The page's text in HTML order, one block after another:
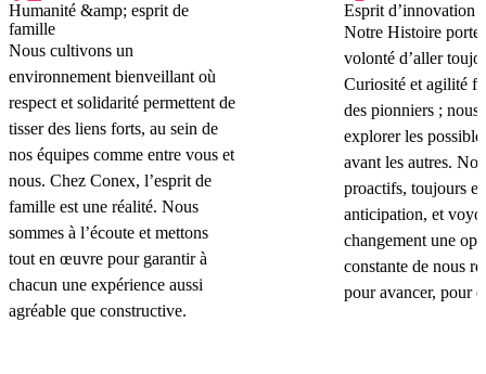
Humanité &amp; esprit de
famille
Nous cultivons un
environnement bienveillant où
respect et solidarité permettent de
tisser des liens forts, au sein de
nos équipes comme entre vous et
nous. Chez Conex, l’esprit de
famille est une réalité. Nous
sommes à l’écoute et mettons
tout en œuvre pour garantir à
chacun une expérience aussi
agréable que constructive.
Esprit d’innovation
Notre Histoire porte
volonté d’aller
Curiosité et agilité
des pionniers ; nous
explorer les
avant les autres.
proactifs, toujours en
anticipation, et
changement une
constante de nous
pour avancer, pour